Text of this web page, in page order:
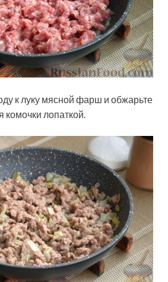
к луку мясной фарш и обжарьте
комочки лопаткой.